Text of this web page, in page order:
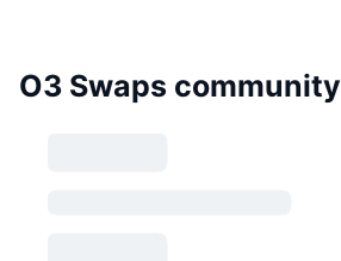
O3 Swaps community